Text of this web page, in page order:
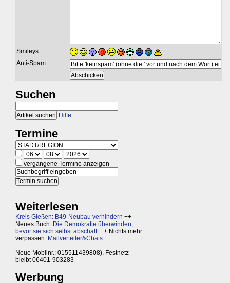
Smileys
Anti-Spam
Suchen
Hilfe
Termine
vergangene Termine anzeigen
Weiterlesen
Kreis Gießen: B49-Neubau verhindern ++
Neues Buch: Die Demokratie überwinden,
bevor sie sich selbst abschafft++ Nichts mehr
verpassen: Mailverteiler&Chats
Neue Mobilnr.: 015511439808), Festnetz
bleibt 06401-903283
Werbung